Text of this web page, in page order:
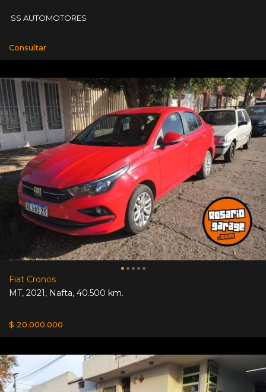
SS AUTOMOTORES
Consultar
Fiat Cronos
MT, 2021, Nafta, 40.500 km.
$ 20.000.000